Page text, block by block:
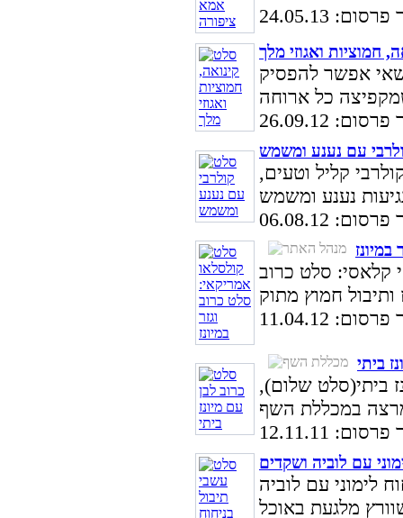
24.05.13
חמוציות ואגוזי מלך
אפשר להפסיק
26.09.12
עם נענע ומשמש
קליל וטעים,
06.08.12
קלאסי: סלט כרוב
11.04.12
ביתי
ביתי(סלט שלום),
12.11.11
עם לוביה ושקדים
לימוני עם לוביה